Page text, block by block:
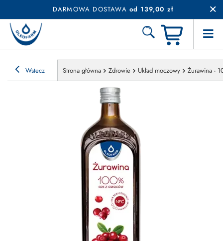
DARMOWA DOSTAWA od 139,00 zł
Wstecz Strona główna Zdrowie Układ moczowy Żurawina -